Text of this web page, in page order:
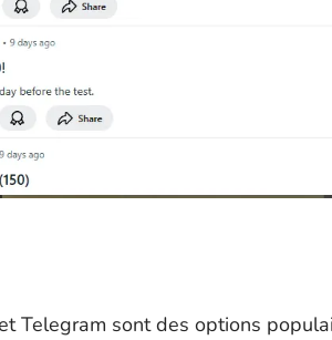
Telegram sont des options